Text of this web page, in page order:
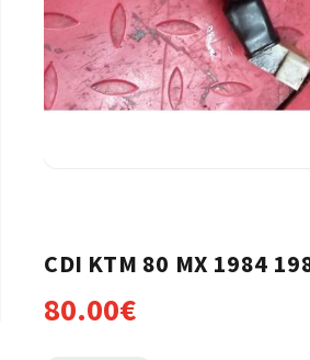
CDI KTM 80 MX 1984
80.00€